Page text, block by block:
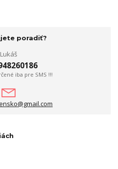
poradiť?
Lukáš
iba pre SMS !!!